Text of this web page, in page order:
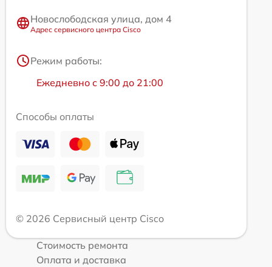
Новослободская улица, дом 4
Адрес сервисного центра Cisco
Режим работы:
Ежедневно с 9:00 до 21:00
Способы оплаты
© 2026 Сервисный центр Cisco
Стоимость ремонта
Оплата и доставка